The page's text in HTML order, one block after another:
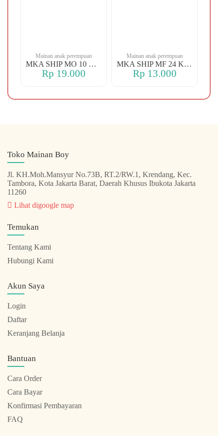
Mainan anak perempuan
MKA SHIP MO 10 CHERRY
Rp 19.000
Mainan anak perempuan
MKA SHIP MF 24 KERANJANG
Rp 13.000
Toko Mainan Boy
Jl. KH.Moh.Mansyur No.73B, RT.2/RW.1, Krendang, Kec.
Tambora, Kota Jakarta Barat, Daerah Khusus Ibukota Jakarta
11260
Lihat digoogle map
Temukan
Tentang Kami
Hubungi Kami
Akun Saya
Login
Daftar
Keranjang Belanja
Bantuan
Cara Order
Cara Bayar
Konfirmasi Pembayaran
FAQ